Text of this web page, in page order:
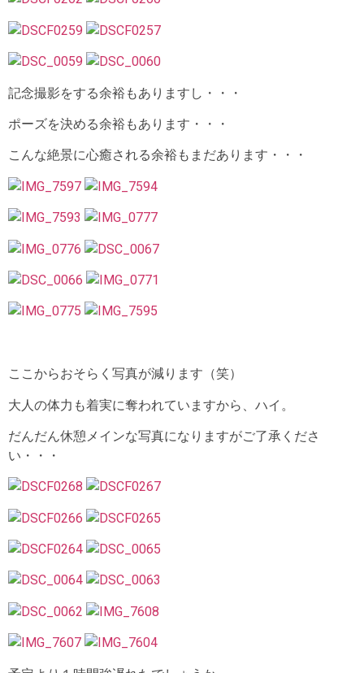
記念撮影をする余裕もありますし・・・
ポーズを決める余裕もあります・・・
こんな絶景に心癒される余裕もまだあります・・・
ここからおそらく写真が減ります（笑）
大人の体力も着実に奪われていますから、ハイ。
だんだん休憩メインな写真になりますがご了承くださ
い・・・